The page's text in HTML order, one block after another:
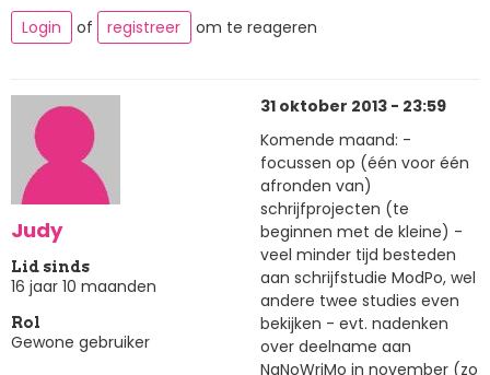
Login
of registreer om te reageren
Judy
Lid sinds
16 jaar 10 maanden
Rol
Gewone gebruiker
31 oktober 2013 - 23:59
Komende maand: -
focussen op (één voor één
afronden van)
schrijfprojecten (te
beginnen met de kleine) -
veel minder tijd besteden
aan schrijfstudie ModPo, wel
andere twee studies even
bekijken - evt. nadenken
over deelname aan
NaNoWriMo in november (zo